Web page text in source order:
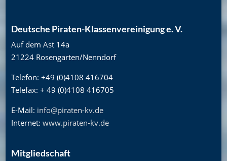
Deutsche Piraten-Klassenvereinigung e. V.
Auf dem Ast 14a
21224 Rosengarten/Nenndorf
Telefon: +49 (0)4108 416704
Telefax: + 49 (0)4108 416705
E-Mail: info@piraten-kv.de
Internet: www.piraten-kv.de
Mitgliedschaft